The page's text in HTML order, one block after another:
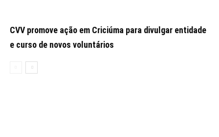
CVV promove ação em Criciúma para divulgar entidade
e curso de novos voluntários